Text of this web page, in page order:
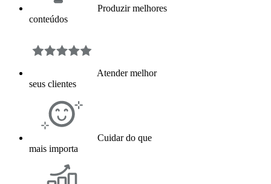
Produzir melhores
conteúdos
Atender melhor
seus clientes
Cuidar do que
mais importa